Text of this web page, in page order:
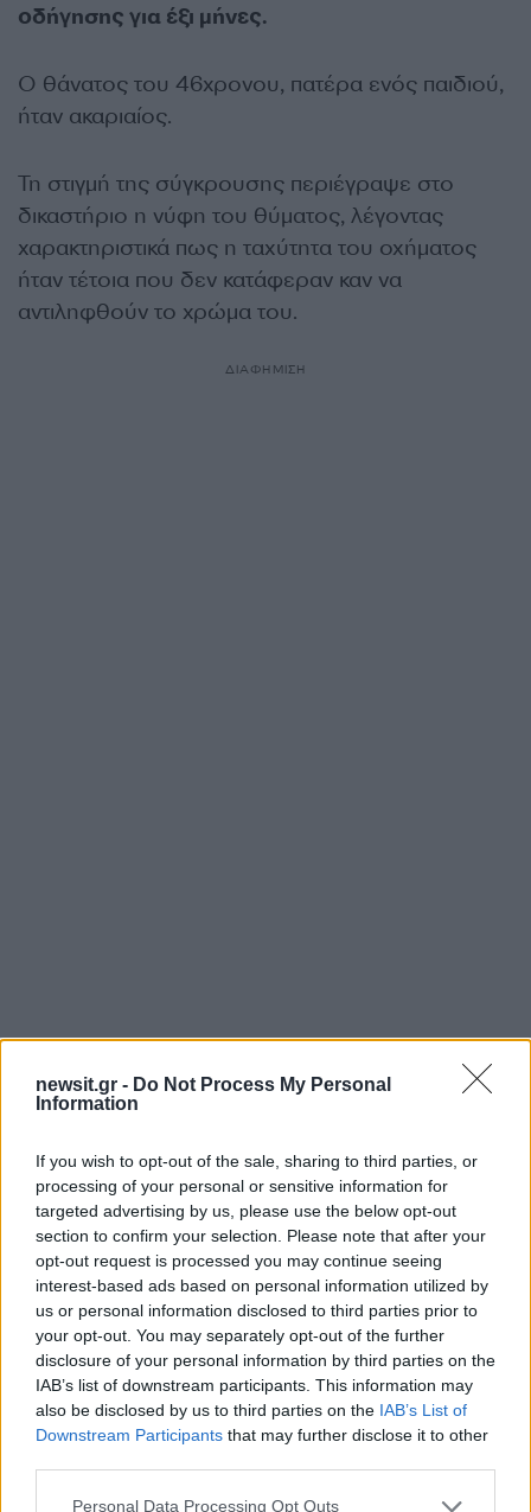
newsit.gr - Do Not Process My Personal
Information
If you wish to opt-out of the sale, sharing to third parties, or
processing of your personal or sensitive information for
targeted advertising by us, please use the below opt-out
section to confirm your selection. Please note that after your
opt-out request is processed you may continue seeing
interest-based ads based on personal information utilized by
us or personal information disclosed to third parties prior to
your opt-out. You may separately opt-out of the further
disclosure of your personal information by third parties on the
IAB’s list of downstream participants. This information may
also be disclosed by us to third parties on the IAB’s List of
Downstream Participants that may further disclose it to other
Please note that this website/app uses one or more Google
Personal Data Processing Opt Outs
οδήγησης για έξι μήνες.
Ο θάνατος του 46χρονου, πατέρα ενός παιδιού,
ήταν ακαριαίος.
Τη στιγμή της σύγκρουσης περιέγραψε στο
δικαστήριο η νύφη του θύματος, λέγοντας
χαρακτηριστικά πως η ταχύτητα του οχήματος
ήταν τέτοια που δεν κατάφεραν καν να
αντιληφθούν το χρώμα του.
ΔΙΑΦΗΜΙΣΗ
Λάρισα: «Φοβήθηκα και έφυγα»
Σε ερώτηση της προέδρου του δικαστηρίου γιατί
δε σταμάτησε μετά τη σύγκρουση, ο 73χρονος
κατηγορούμενος, κατέθεσε πως φοβήθηκε και
γι’ αυτό δεν σταμάτησε.
Πρόσθεσε δε πως μετά από λίγο πήγε μόνος
του στην αστυνομία όπου και ανέφερε το
σύγκρουσης, ο 73χρονος κατέθεσε πως ο